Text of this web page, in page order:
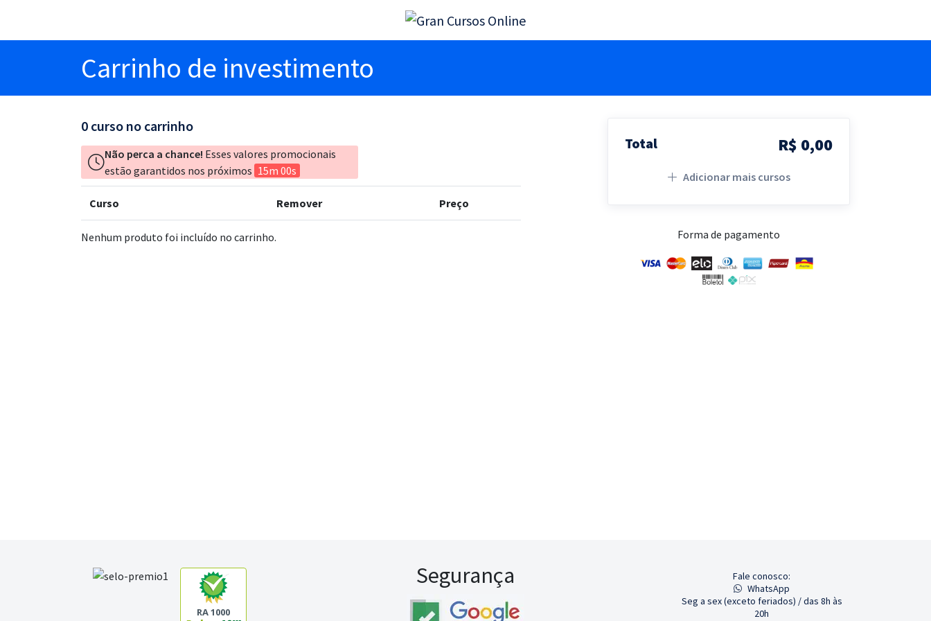
Carrinho de investimento
0 curso no carrinho
Não perca a chance! Esses valores promocionais
estão garantidos nos próximos 15m 00s
Curso Remover Preço
Nenhum produto foi incluído no carrinho.
Total R$ 0,00
Adicionar mais cursos
Forma de pagamento
RA 1000
Segurança
Fale conosco:
WhatsApp
Seg a sex (exceto feriados) / das 8h às
20h